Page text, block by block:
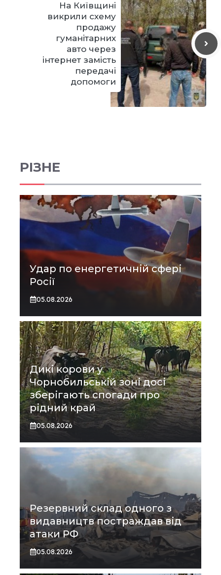
На Київщині
викрили схему
продажу
гуманітарних
авто через
інтернет замість
передачі
допомоги
РІЗНЕ
Удар по енергетичній сфері
Росії
05.08.2026
Дикі корови у
Чорнобильській зоні досі
зберігають спогади про
рідний край
05.08.2026
Резервний склад одного з
видавництв постраждав від
атаки РФ
05.08.2026